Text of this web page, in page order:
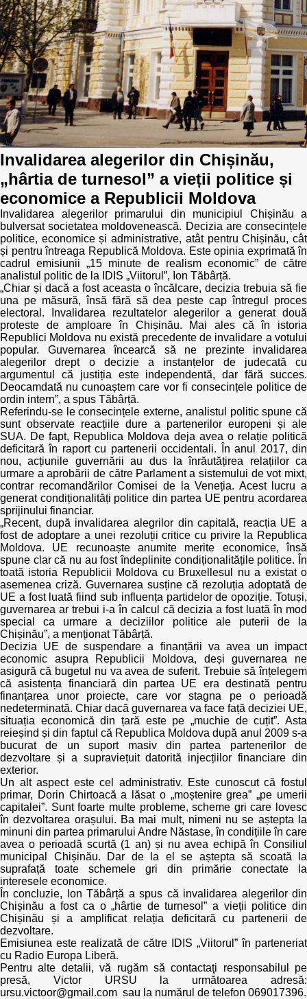
Rapoarte
Inițiative în derulare
Inițiative desfășurate
Manual de proceduri
Note & poziții​
Organigrama IDIS
Anunțuri
Consiliul consulativ internațional IDIS
Politici regionale
Bunele practici
Laborator sociometric
Transparența guvernării locale
People Watch
Proces democratic
Agenda Națională de Business
Puterea hibridă
15 minute de realism economic
Trend Hunter
Buletin EU-STRAT
Aplică la BUNELE PRACTICI
Transparența întreprinderilor de stat
Cele mai bune și cele mai proaste politici locale din
Moldova
Democrația, independența și transparența instituțiilor
publice-cheie din Moldova
Achiziții publice
Achizițiile publice în vizorul societății civile
Invalidarea alegerilor din Chișinău,
„hârtia de turnesol” a vieții politice și
economice a Republicii Moldova
Invalidarea alegerilor primarului din municipiul Chișinău a
bulversat societatea moldovenească. Decizia are consecințele
politice, economice și administrative, atât pentru Chișinău, cât
și pentru întreaga Republică Moldova. Este opinia exprimată în
cadrul emisiunii „15 minute de realism economic” de către
analistul politic de la IDIS „Viitorul”, Ion Tăbârță.
„Chiar și dacă a fost aceasta o încălcare, decizia trebuia să fie
una pe măsură, însă fără să dea peste cap întregul proces
electoral. Invalidarea rezultatelor alegerilor a generat două
proteste de amploare în Chișinău. Mai ales că în istoria
Republici Moldova nu există precedente de invalidare a votului
popular. Guvernarea încearcă să ne prezinte invalidarea
alegerilor drept o decizie a instanțelor de judecată cu
argumentul că justiția este independentă, dar fără succes.
Deocamdată nu cunoaștem care vor fi consecințele politice de
ordin intern”, a spus Tăbârță.
Referindu-se le consecințele externe, analistul politic spune că
sunt observate reacțiile dure a partenerilor europeni și ale
SUA. De fapt, Republica Moldova deja avea o relație politică
deficitară în raport cu partenerii occidentali. În anul 2017, din
nou, acțiunile guvernării au dus la înrăutățirea relațiilor ca
urmare a aprobării de către Parlament a sistemului de vot mixt,
contrar recomandărilor Comisei de la Veneția. Acest lucru a
generat condiționalități politice din partea UE pentru acordarea
sprijinului financiar.
„Recent, după invalidarea alegrilor din capitală, reacția UE a
fost de adoptare a unei rezoluții critice cu privire la Republica
Moldova. UE recunoaște anumite merite economice, însă
spune clar că nu au fost îndeplinite condiționalitățile politice. În
toată istoria Republicii Moldova cu Bruxellesul nu a existat o
asemenea criză. Guvernarea susține că rezoluția adoptată de
UE a fost luată fiind sub influența partidelor de opoziție. Totuși,
guvernarea ar trebui i-a în calcul că decizia a fost luată în mod
special ca urmare a deciziilor politice ale puterii de la
Chișinău”, a menționat Tăbârță.
Decizia UE de suspendare a finanțării va avea un impact
economic asupra Republicii Moldova, deși guvernarea ne
asigură că bugetul nu va avea de suferit. Trebuie să înțelegem
că asistența financiară din partea UE era destinată pentru
finanțarea unor proiecte, care vor stagna pe o perioadă
nedeterminată. Chiar dacă guvernarea va face față deciziei UE,
situația economică din țară este pe „muchie de cuțit”. Asta
reieșind și din faptul că Republica Moldova după anul 2009 s-a
bucurat de un suport masiv din partea partenerilor de
dezvoltare și a supraviețuit datorită injecțiilor financiare din
exterior.
Un alt aspect este cel administrativ. Este cunoscut că fostul
primar, Dorin Chirtoacă a lăsat o „moștenire grea” „pe umerii
capitalei”. Sunt foarte multe probleme, scheme gri care lovesc
în dezvoltarea orașului. Ba mai mult, nimeni nu se aștepta la
minuni din partea primarului Andre Năstase, în condițiile în care
avea o perioadă scurtă (1 an) și nu avea echipă în Consiliul
municipal Chișinău. Dar de la el se aștepta să scoată la
suprafață toate schemele gri din primărie conectate la
interesele economice.
În concluzie, Ion Tăbârță a spus că invalidarea alegerilor din
Chișinău a fost ca o „hârtie de turnesol” a vieții politice din
Chișinău și a amplificat relația deficitară cu partenerii de
dezvoltare.
Emisiunea este realizată de către IDIS „Viitorul” în parteneriat
cu Radio Europa Liberă.
Pentru alte detalii, vă rugăm să contactaţi responsabilul pe
presă, Victor URSU la următoarea adresă:
ursu.victoor@gmail.com sau la numărul de telefon 069017396.